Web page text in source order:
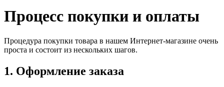
Процесс покупки и оплаты
Процедура покупки товара в нашем Интернет-магазине очень
проста и состоит из нескольких шагов.
1. Оформление заказа